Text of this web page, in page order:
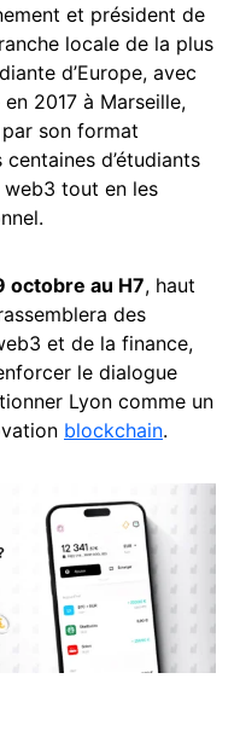
et président de
locale de la plus
d’Europe, avec
2017 à Marseille,
son format
d’étudiants
web3 tout en les
octobre au H7, haut
des
et de la finance,
le dialogue
Lyon comme un
blockchain.